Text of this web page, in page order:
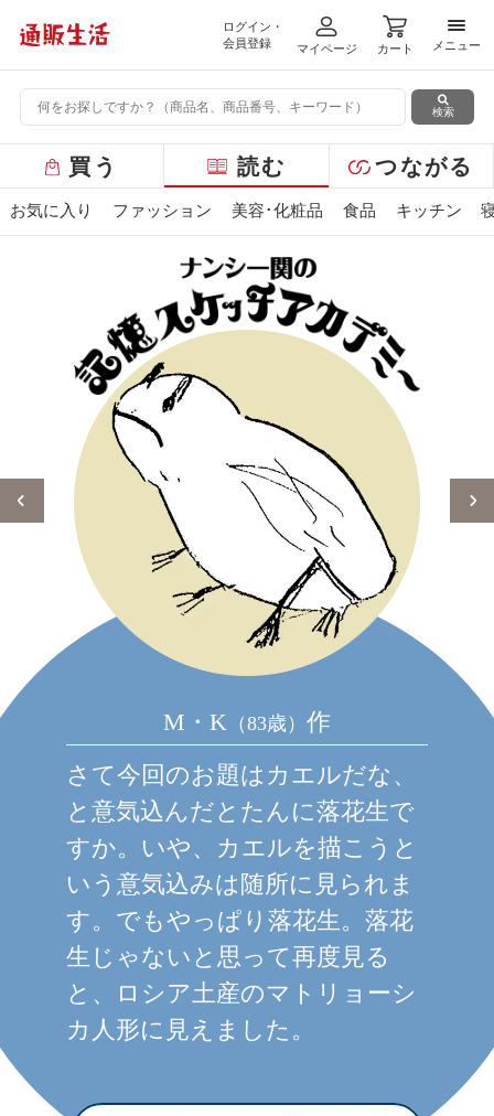
ログイン・
会員登録
マイページ カート
メニ
メニュー
検索
ー
バ
買う 読む つながる
お気に入り ファッション 美容･化粧品 食品 キッチン
M・K （83歳） 作
さて今回のお題はカエルだな、
と意気込んだとたんに落花生で
すか。いや、カエルを描こうと
いう意気込みは随所に見られま
す。でもやっぱり落花生。落花
生じゃないと思って再度見る
と、ロシア土産のマトリョーシ
カ人形に見えました。